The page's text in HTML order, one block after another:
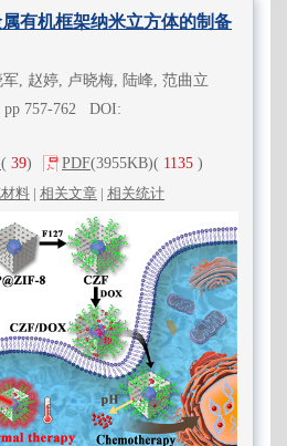
有机框架纳米立方体的制备
, 赵婷, 卢晓梅, 陆峰, 范曲立
757-762 DOI:
( 39) PDF(3955KB)( 1135 )
料 | 相关文章 | 相关统计